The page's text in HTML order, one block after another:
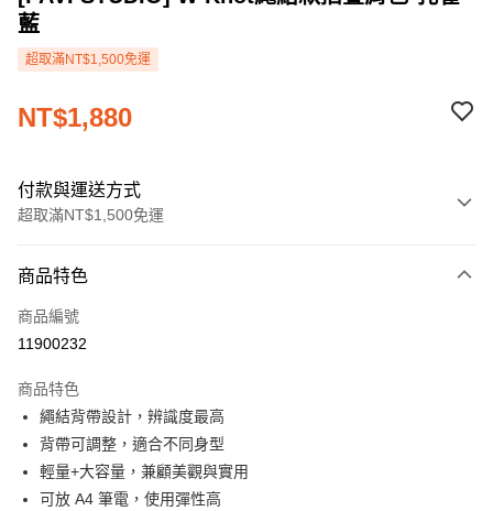
藍
超取滿NT$1,500免運
NT$1,880
付款與運送方式
超取滿NT$1,500免運
信用卡一次付款
超商取貨付款
Apple Pay
悠遊付
Google Pay
商品特色
商品編號
11900232
商品特色
繩結背帶設計，辨識度最高
背帶可調整，適合不同身型
輕量+大容量，兼顧美觀與實用
可放 A4 筆電，使用彈性高